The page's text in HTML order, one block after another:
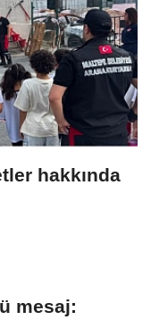
hakkında
mesaj: